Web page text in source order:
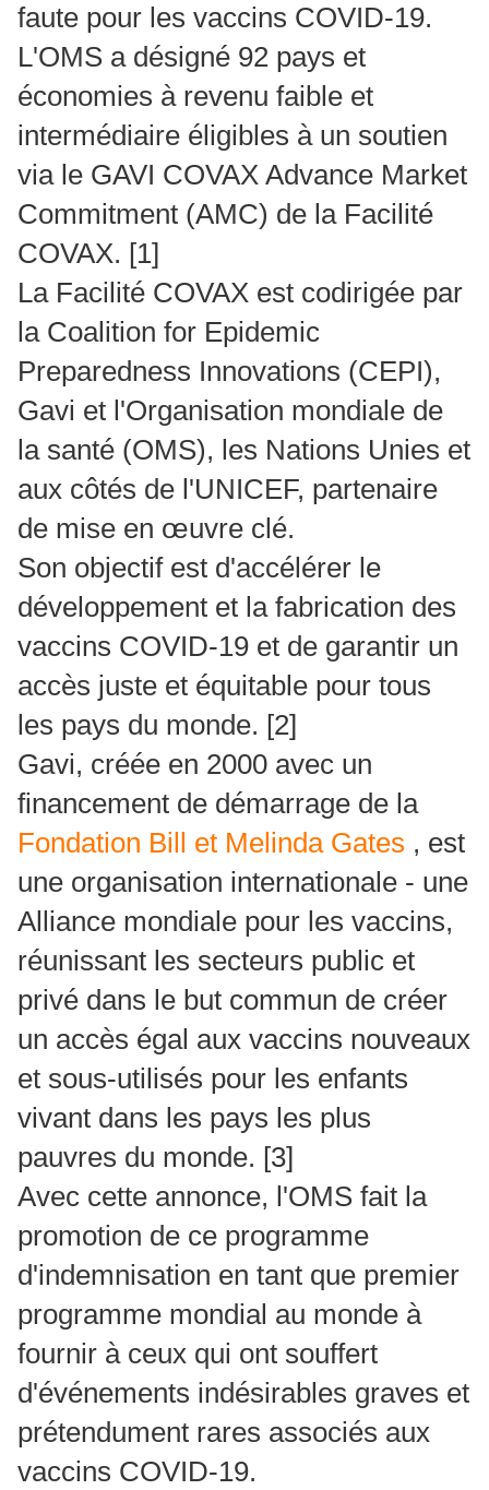
faute pour les vaccins COVID-19.
L'OMS a désigné 92 pays et
économies à revenu faible et
intermédiaire éligibles à un soutien
via le GAVI COVAX Advance Market
Commitment (AMC) de la Facilité
COVAX. [1]
La Facilité COVAX est codirigée par
la Coalition for Epidemic
Preparedness Innovations (CEPI),
Gavi et l'Organisation mondiale de
la santé (OMS), les Nations Unies et
aux côtés de l'UNICEF, partenaire
de mise en œuvre clé.
Son objectif est d'accélérer le
développement et la fabrication des
vaccins COVID-19 et de garantir un
accès juste et équitable pour tous
les pays du monde. [2]
Gavi, créée en 2000 avec un
financement de démarrage de la
Fondation Bill et Melinda Gates , est
une organisation internationale - une
Alliance mondiale pour les vaccins,
réunissant les secteurs public et
privé dans le but commun de créer
un accès égal aux vaccins nouveaux
et sous-utilisés pour les enfants
vivant dans les pays les plus
pauvres du monde. [3]
Avec cette annonce, l'OMS fait la
promotion de ce programme
d'indemnisation en tant que premier
programme mondial au monde à
fournir à ceux qui ont souffert
d'événements indésirables graves et
prétendument rares associés aux
vaccins COVID-19.